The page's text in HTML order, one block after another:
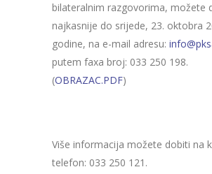
bilateralnim razgovorima, možete
najkasnije do srijede, 23. oktobra
godine, na e-mail adresu:
putem faxa broj: 033 250 198.
(OBRAZAC.PDF)
Više informacija možete dobiti na
telefon: 033 250 121.